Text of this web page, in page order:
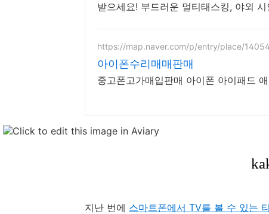
받으세요! 부드러운 멀티태스킹, 야외
https://map.naver.com/p/entry/place/
아이폰수리매매판매
중고폰고가매입판매 아이폰 아이패드
지난 번에 스마트폰에서 TV를 볼 수 있는